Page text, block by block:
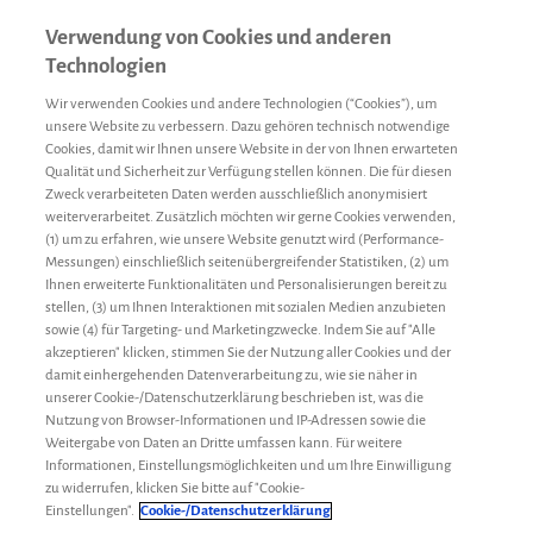
Hämostase
Der BegriffHämostasekommt aus dem Altgriechischen und
bedeutet„Blutstillung“(haíma= Blut undstasis= Stillung). Die
Hämostase umfasst alle Prozesse, die zum Stillstand einer
Blutung beitragen und ist somit lebenswichtig.
Phasen und Schritte der Hämostase
Die Hämostase besteht aus zwei Phasen (primär und sekundär),
die sich aus mehreren Schritten zusammensetzen. Zur primären
Hämostase gehören das Zusammenziehen der Blutgefäße, die
Anlagerung und die Aktivierung von Blutplättchen
Verwendung von Cookies und anderen
Technologien
Wir verwenden Cookies und andere Technologien (“Cookies”), um
unsere Website zu verbessern. Dazu gehören technisch notwendige
Cookies, damit wir Ihnen unsere Website in der von Ihnen erwarteten
Qualität und Sicherheit zur Verfügung stellen können. Die für diesen
Zweck verarbeiteten Daten werden ausschließlich anonymisiert
weiterverarbeitet. Zusätzlich möchten wir gerne Cookies verwenden,
(1) um zu erfahren, wie unsere Website genutzt wird (Performance-
Messungen) einschließlich seitenübergreifender Statistiken, (2) um
Ihnen erweiterte Funktionalitäten und Personalisierungen bereit zu
stellen, (3) um Ihnen Interaktionen mit sozialen Medien anzubieten
sowie (4) für Targeting- und Marketingzwecke. Indem Sie auf "Alle
akzeptieren" klicken, stimmen Sie der Nutzung aller Cookies und der
damit einhergehenden Datenverarbeitung zu, wie sie näher in
unserer Cookie-/Datenschutzerklärung beschrieben ist, was die
Nutzung von Browser-Informationen und IP-Adressen sowie die
Weitergabe von Daten an Dritte umfassen kann. Für weitere
Informationen, Einstellungsmöglichkeiten und um Ihre Einwilligung
zu widerrufen, klicken Sie bitte auf "Cookie-
Einstellungen". Cookie-/Datenschutzerklärung